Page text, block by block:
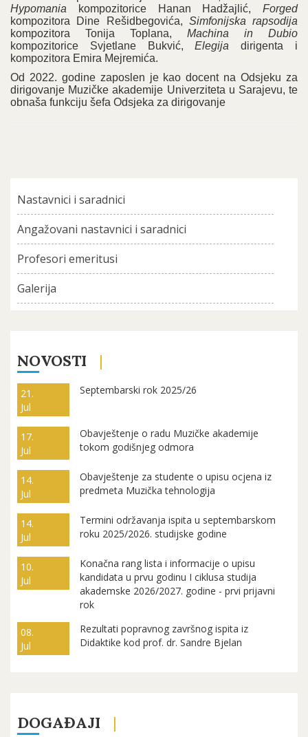
Hypomania kompozitorice Hanan Hadžajlić, Forged
kompozitora Dine Rešidbegovića, Simfonijska rapsodija
kompozitora Tonija Toplana, Machina in Dubio
kompozitorice Svjetlane Bukvić,Elegija dirigenta i
kompozitora Emira Mejremića.
Od 2022. godine zaposlen je kao docent na Odsjeku za
dirigovanje Muzičke akademije Univerziteta u Sarajevu, te
obnaša funkciju šefa Odsjeka za dirigovanje
Nastavnici i saradnici
Angažovani nastavnici i saradnici
Profesori emeritusi
Galerija
NOVOSTI
21.
Jul
Septembarski rok 2025/26
17.
Jul
Obavještenje o radu Muzičke akademije
tokom godišnjeg odmora
14.
Jul
Obavještenje za studente o upisu ocjena iz
predmeta Muzička tehnologija
14.
Jul
Termini održavanja ispita u septembarskom
roku 2025/2026. studijske godine
10.
Jul
Konačna rang lista i informacije o upisu
kandidata u prvu godinu I ciklusa studija
akademske 2026/2027. godine - prvi prijavni
rok
08.
Jul
Rezultati popravnog završnog ispita iz
Didaktike kod prof. dr. Sandre Bjelan
DOGAĐAJI